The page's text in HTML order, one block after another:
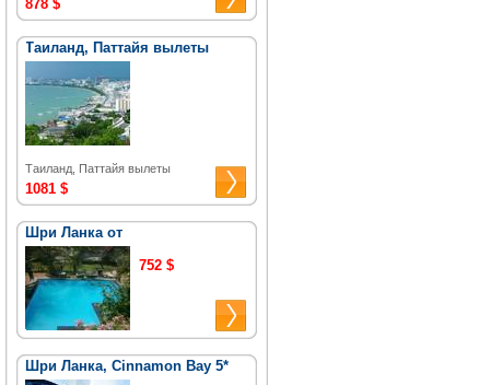
878 $
Таиланд, Паттайя вылеты
Таиланд, Паттайя вылеты
1081 $
Шри Ланка от
752 $
Шри Ланка, Cinnamon Bay 5*